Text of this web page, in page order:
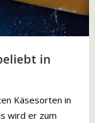
in
Käsesorten in
wird er zum